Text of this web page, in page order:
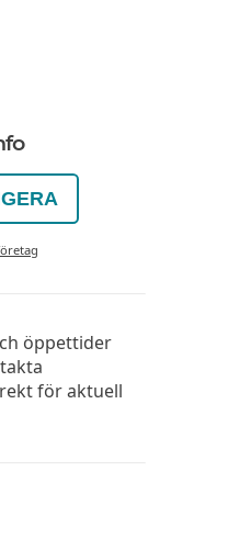
öppettider
för aktuell